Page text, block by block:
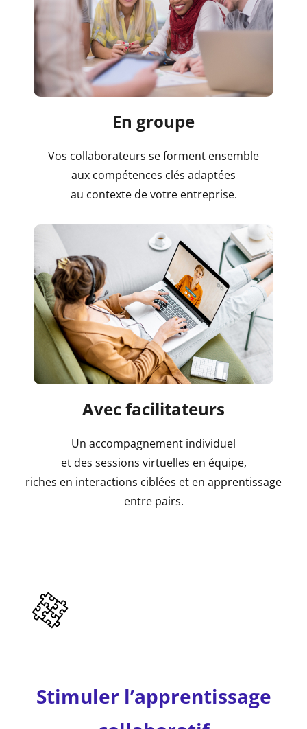
En groupe
Vos collaborateurs se forment ensemble
aux compétences clés adaptées
au contexte de votre entreprise.
Avec facilitateurs
Un accompagnement individuel
et des sessions virtuelles en équipe,
riches en interactions ciblées et en apprentissage
entre pairs.
Stimuler l’apprentissage